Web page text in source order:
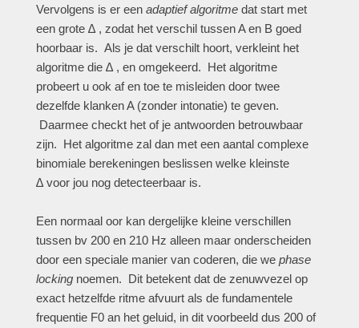
Vervolgens is er een adaptief algoritmedat start met
een grote ∆ , zodat het verschil tussen A en B goed
hoorbaar is. Als je dat verschilt hoort, verkleint het
algoritme die ∆ , en omgekeerd. Het algoritme
probeert u ook af en toe te misleiden door twee
dezelfde klanken A (zonder intonatie) te geven.
Daarmee checkt het of je antwoorden betrouwbaar
zijn. Het algoritme zal dan met een aantal complexe
binomiale berekeningen beslissen welke kleinste
∆ voor jou nog detecteerbaar is.
Een normaal oor kan dergelijke kleine verschillen
tussen bv 200 en 210 Hz alleen maar onderscheiden
door een speciale manier van coderen, die we phase
lockingnoemen. Dit betekent dat de zenuwvezel op
exact hetzelfde ritme afvuurt als de fundamentele
frequentie F0 an het geluid, in dit voorbeeld dus 200 of